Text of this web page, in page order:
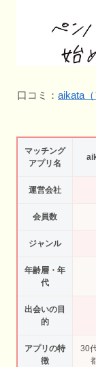
口コミ： aikata
マッチング
アプリ名
運営会社
会員数
ジャンル
年齢層・年
代
出会いの目
的
アプリの特
徴
30